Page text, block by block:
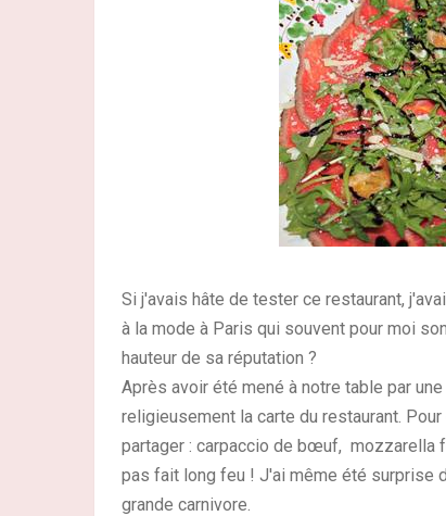
Si j'avais hâte de tester ce restaurant,
à la mode à Paris qui souvent pour moi
hauteur de sa réputation ?
Après avoir été mené à notre table par
religieusement la carte du restaurant.
partager : carpaccio de bœuf, mozzarella
pas fait long feu ! J'ai même été surprise
grande carnivore.